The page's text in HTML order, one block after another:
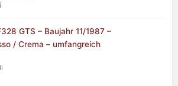
GTS – Baujahr 11/1987 –
/ Crema – umfangreich